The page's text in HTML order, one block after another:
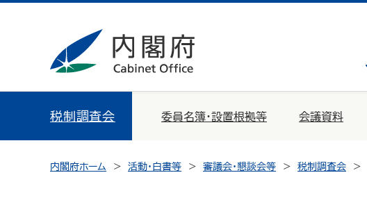
税制調査会 委員名簿・設置根拠等 会議資料
内閣府ホーム 活動・白書等 審議会・懇談会等 税制調査会